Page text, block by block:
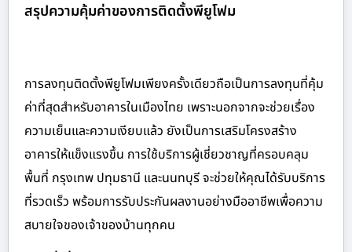
สรุปความคุ้มค่าของการติดตั้งพียูโฟม
การลงทุนติดตั้งพียูโฟมเพียงครั้งเดียวถือเป็นการลงทุนที่คุ้ม
ค่าที่สุดสำหรับอาคารในเมืองไทย เพราะนอกจากจะช่วยเรื่อง
ความเย็นและความเงียบแล้ว ยังเป็นการเสริมโครงสร้าง
อาคารให้แข็งแรงขึ้น การใช้บริการผู้เชี่ยวชาญที่ครอบคลุม
พื้นที่ กรุงเทพ ปทุมธานี และนนทบุรี จะช่วยให้คุณได้รับบริการ
ที่รวดเร็ว พร้อมการรับประกันผลงานอย่างมืออาชีพเพื่อความ
สบายใจของเจ้าของบ้านทุกคน